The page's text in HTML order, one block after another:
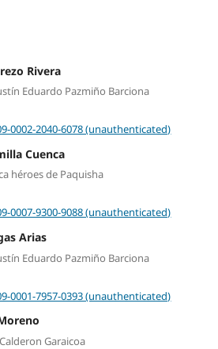
Rivera
Eduardo Pazmiño Barciona
0002-2040-6078 (unauthenticated)
Cuenca
héroes de Paquisha
0007-9300-9088 (unauthenticated)
Arias
Eduardo Pazmiño Barciona
0001-7957-0393 (unauthenticated)
Garaicoa